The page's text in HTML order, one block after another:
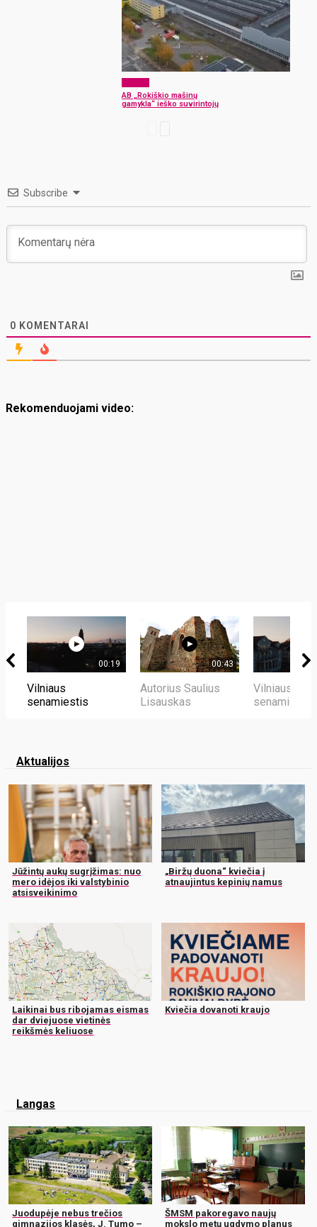
AB „Rokiškio mašinų
gamykla“ ieško suvirintojų
Subscribe
0 KOMENTARAI
Rekomenduojami video:
00:19
Vilniaus
senamiestis
00:43
Autorius Saulius
Lisauskas
Vilniaus
senamiestis
Aktualijos
Jūžintų aukų sugrįžimas: nuo
mero idėjos iki valstybinio
atsisveikinimo
„Biržų duona“ kviečia į
atnaujintus kepinių namus
Laikinai bus ribojamas eismas
dar dviejuose vietinės
reikšmės keliuose
Kviečia dovanoti kraujo
Langas
Juodupėje nebus trečios
gimnazijos klasės, J. Tumo –
ŠMSM pakoregavo naujų
mokslo metų ugdymo planus